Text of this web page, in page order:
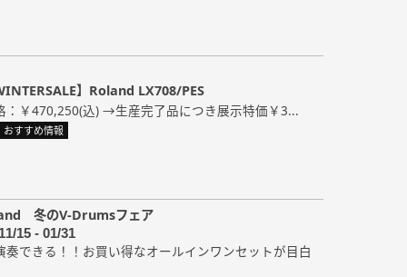
】Roland LX708/PES
￥470,250(込) →生産完了品につき展示特価￥3...
おすすめ情報
冬のV-Drumsフェア
15 - 01/31
奏できる！！お買い得なオールインワンセットが目白